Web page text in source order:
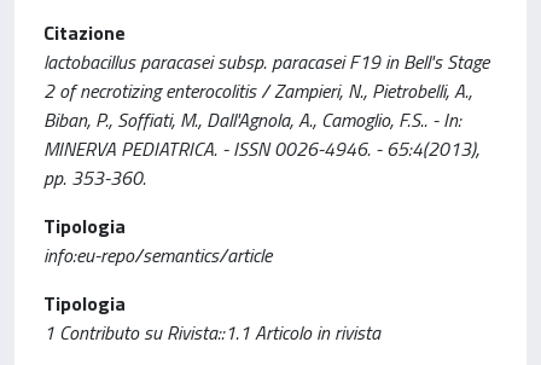
Citazione
lactobacillus paracasei subsp. paracasei F19 in Bell's Stage
2 of necrotizing enterocolitis / Zampieri, N., Pietrobelli, A.,
Biban, P., Soffiati, M., Dall'Agnola, A., Camoglio, F.S.. - In:
MINERVA PEDIATRICA. - ISSN 0026-4946. - 65:4(2013),
pp. 353-360.
Tipologia
info:eu-repo/semantics/article
Tipologia
1 Contributo su Rivista::1.1 Articolo in rivista